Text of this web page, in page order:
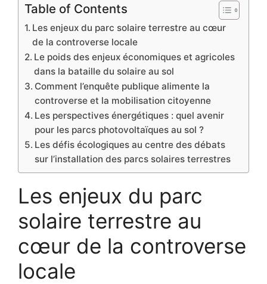
Table of Contents
Les enjeux du parc solaire terrestre au cœur
de la controverse locale
Le poids des enjeux économiques et agricoles
dans la bataille du solaire au sol
Comment l’enquête publique alimente la
controverse et la mobilisation citoyenne
Les perspectives énergétiques : quel avenir
pour les parcs photovoltaïques au sol ?
Les défis écologiques au centre des débats
sur l’installation des parcs solaires terrestres
Les enjeux du parc
solaire terrestre au
cœur de la controverse
locale